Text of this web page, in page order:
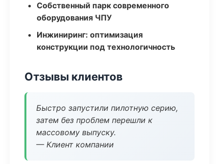
Собственный парк современного
оборудования ЧПУ
Инжиниринг: оптимизация
конструкции под технологичность
Отзывы клиентов
Быстро запустили пилотную серию,
затем без проблем перешли к
массовому выпуску.
— Клиент компании